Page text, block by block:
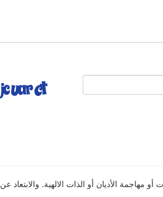
مهاجمة الأديان أو الذات الالهية. والابتعاد عن